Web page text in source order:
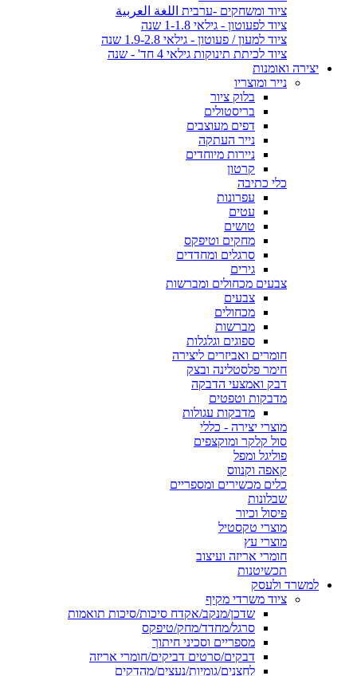
ציוד ומשחקים -ערבית اللغة العربية
ציוד לפעוטון - גילאי 1-1.8 שנה
ציוד למעון / פעוטון - גילאי 1.9-2.8 שנה
ציוד לכיתת תינוקות גילאי 4 חד' - שנה
יצירה ואומנות
נייר ומוצריו
בלוק ציור
בריסטולים
דפים מעוצבים
נייר העתקה
ניירות מיוחדים
קרטון
כלי כתיבה
עפרונות
עטים
טושים
מחקים וטיפקס
סרגלים ומחדדים
גירים
צבעים מכחולים ומברשות
צבעים
מכחולים
מברשות
ספוגים וגלגלות
חומרים ואביזרים ליצירה
חימר פלסטלינה ובצק
דבק ואמצעי הדבקה
מדבקות וטפטים
מדבקות עגולות
מוצרי יצירה - כללי
סול קלקר ומוקצפים
פוליגל ומפל
קאפה וקנווס
כלים מכשירים ומספריים
שבלונות
פיסול וכיור
מוצרי טקסטיל
מוצרי עץ
חומרי אריזה ועיצוב
תכשיטנות
למשרד ולעסק
ציוד משרדי מקיף
שדכן/מנקב/אקדח סיכות/סיכות תואמות
סרגל/מחדד/מחק/טיפקס
מספריים וסכיני חיתוך
דבקים/סרטים דביקים/חומרי אריזה
לחצנים/גומיות/נעצים/מהדקים